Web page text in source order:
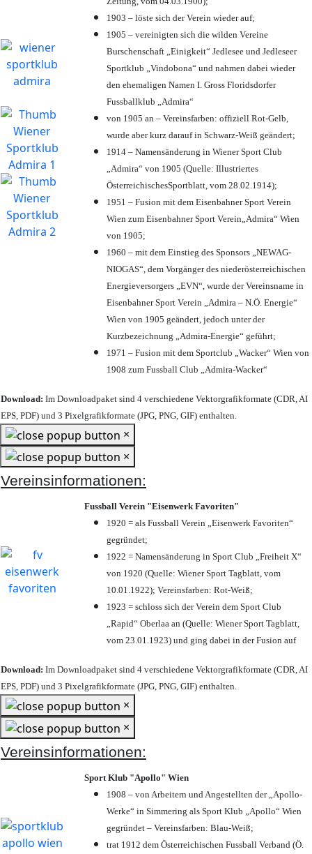
1903 – löste sich der Verein wieder auf;
1905 – vereinigten sich die wilden Vereine
Burschenschaft „Einigkeit“ Jedlesee und Jedleseer
Sportklub „Vindobona“ und nahmen dabei wieder
den ehemaligen Namen I. Gross Floridsdorfer
Fussballklub „Admira“
von 1905 an – Vereinsfarben: offiziell Rot-Gelb,
wurde aber kurz darauf in Schwarz-Weiß geändert;
1914 – Namensänderung in Wiener Sport Club
„Admira“ von 1905 (Quelle: Illustriertes
ÖsterreichischesSportblatt, vom 28.02.1914);
1951 – Fusion mit dem Eisenbahner Sport Verein
Wien zum Eisenbahner Sport Verein„Admira“ Wien
von 1905;
1960 – mit dem Einstieg des Sponsors „NEWAG-
NIOGAS“, dem Vorgänger des niederösterreichischen
Energieversorgers „EVN“, wurde der Vereinsname in
Eisenbahner Sport Verein „Admira – N.Ö. Energie“
Wien von 1905 geändert, jedoch unter der
Kurzbezeichnung „Admira-Energie“ geführt;
1971 – Fusion mit dem Sportclub „Wacker“ Wien von
1908 zum Fussball Club „Admira-Wacker“
Download: Im Downloadpaket sind 4 verschiedene Vektorgrafikformate (CDR, AI
EPS, PDF) und 3 Pixelgrafikformate (JPG, PNG, GIF) enthalten.
×
×
Vereinsinformationen:
Fussball Verein "Eisenwerk Favoriten"
1920 = als Fussball Verein „Eisenwerk Favoriten“
gegründet;
1922 = Namensänderung in Sport Club „Freiheit X“
von 1920 (Quelle: Wiener Sport Tagblatt, vom
10.01.1922); Vereinsfarben: Rot-Weiß;
1923 = schloss sich der Verein dem Sport Club
„Rapid“ Oberlaa an (Quelle: Wiener Sport Tagblatt,
vom 23.01.1923) und ging dabei in der Fusion auf
Download: Im Downloadpaket sind 4 verschiedene Vektorgrafikformate (CDR, AI
EPS, PDF) und 3 Pixelgrafikformate (JPG, PNG, GIF) enthalten.
×
×
Vereinsinformationen:
Sport Klub "Apollo" Wien
1908 – von Arbeitern und Angestellten der „Apollo-
Werke“ in Simmering als Sport Klub „Apollo“ Wien
gegründet – Vereinsfarben: Blau-Weiß;
trat 1912 dem Österreichischen Fussball Verband (Ö.